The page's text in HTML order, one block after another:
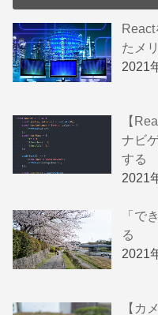
React
たメ
2021
【
ナビ
する
2021
「で
る
2021
【カ